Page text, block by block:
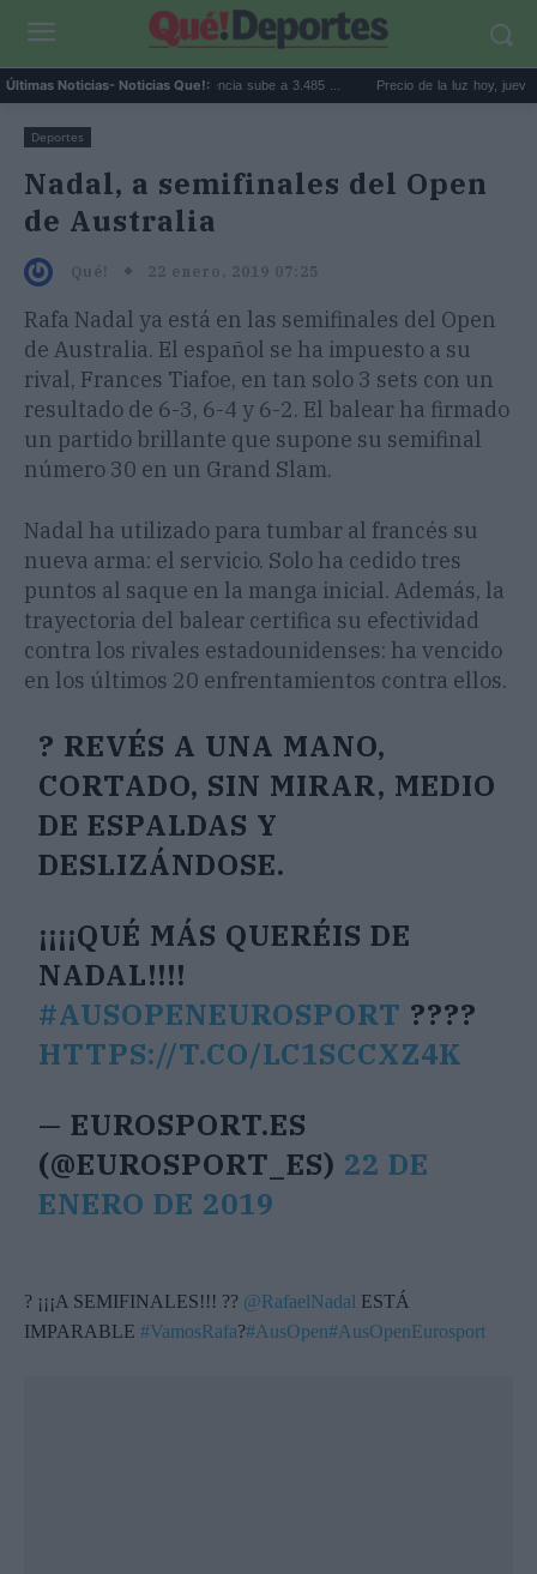
Últimas Noticias- Noticias Que!:
precio de la vivienda en Valencia sube a 3.485 ... Precio de la luz hoy, jueves 6
Deportes
Nadal, a semifinales del Open
de Australia
Qué! 22 enero, 2019 07:25
Rafa Nadal ya está en las semifinales del Open
de Australia. El español se ha impuesto a su
rival, Frances Tiafoe, en tan solo 3 sets con un
resultado de 6-3, 6-4 y 6-2. El balear ha firmado
un partido brillante que supone su semifinal
número 30 en un Grand Slam.
Nadal ha utilizado para tumbar al francés su
nueva arma: el servicio. Solo ha cedido tres
puntos al saque en la manga inicial. Además, la
trayectoria del balear certifica su efectividad
contra los rivales estadounidenses: ha vencido
en los últimos 20 enfrentamientos contra ellos.
? REVÉS A UNA MANO,
CORTADO, SIN MIRAR, MEDIO
DE ESPALDAS Y
DESLIZÁNDOSE.
¡¡¡¡QUÉ MÁS QUERÉIS DE
NADAL!!!!
#AUSOPENEUROSPORT ????
HTTPS://T.CO/LC1SCCXZ4K
— EUROSPORT.ES
(@EUROSPORT_ES) 22 DE
ENERO DE 2019
? ¡¡¡A SEMIFINALES!!! ?? @RafaelNadal ESTÁ
IMPARABLE #VamosRafa?#AusOpen#AusOpenEurosport